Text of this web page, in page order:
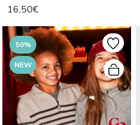
16,50€
50%
NEW